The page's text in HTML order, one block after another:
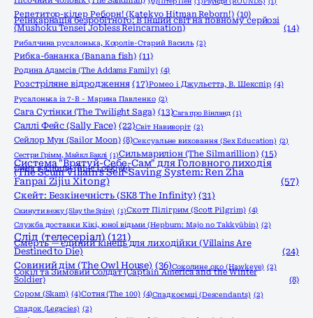
Репетитор-кілер Реборн! (Katekyo Hitman Reborn!) (10)
Реінкарнація безробітного: В інший світ на повному серйозі
(Mushoku Tensei Jobless Reincarnation) (14)
Рибалчина русалонька, Королів-Старий Василь (2)
Рибка-бананка (Banana fish) (11)
Родина Адамсів (The Addams Family) (4)
Розстріляне відродження (17)Ромео і Джульєтта, В. Шекспір (4)
Русалонька із 7-В - Марина Павленко (2)
Сага Сутінки (The Twilight Saga) (13)Сага про Вінланд (1)
Саллі Фейс (Sally Face) (22)Світ Навиворіт (2)
Сейлор Мун (Sailor Moon) (8)Сексуальне виховання (Sex Education) (2)
Сестри Грімм, Майкл Баклі (1)Сильмариліон (The Silmarillion) (15)
Синя в'язниця (Blue Lock) (6)
Система "Врятуй-Себе-Сам" для Головного лиходія
(The Scum Villain's Self-Saving System: Ren Zha
Fanpai Zijiu Xitong)
(57)
Скейт: Безкінечність (SK8 The Infinity) (31)
Скинути вежу (Slay the Spire) (1)Скотт Пілігрим (Scott Pilgrim) (4)
Служба доставки Кікі, юної відьми (Hepburn: Majo no Takkyūbin) (2)
Слід (телесеріал) (121)
Смерть — єдиний кінець для лиходійки (Villains Are
Destined to Die)
(24)
Совиний дім (The Owl House) (36)Соколине око (Hawkeye) (2)
Сокіл та Зимовий Солдат (Captain America and the Winter
Soldier)
(8)
Сором (Skam) (4)Сотня (The 100) (4)Спадкоємці (Descendants) (2)
Спадок (Legacies) (2)